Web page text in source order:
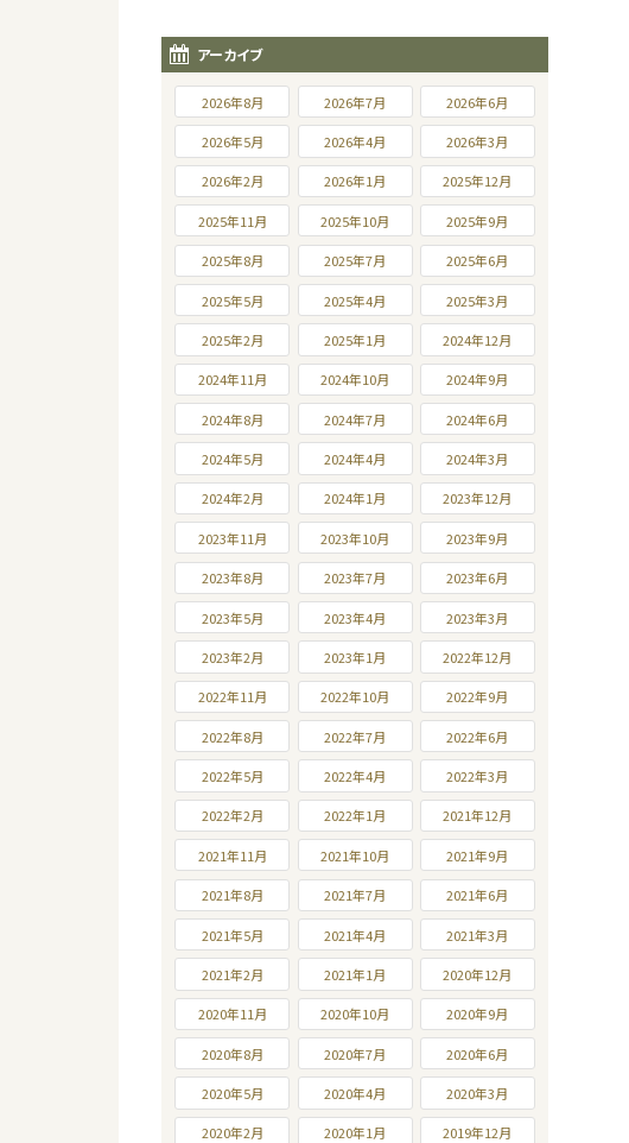
アーカイブ
2026年8月 2026年7月 2026年6月
2026年5月 2026年4月 2026年3月
2026年2月 2026年1月 2025年12月
2025年11月 2025年10月 2025年9月
2025年8月 2025年7月 2025年6月
2025年5月 2025年4月 2025年3月
2025年2月 2025年1月 2024年12月
2024年11月 2024年10月 2024年9月
2024年8月 2024年7月 2024年6月
2024年5月 2024年4月 2024年3月
2024年2月 2024年1月 2023年12月
2023年11月 2023年10月 2023年9月
2023年8月 2023年7月 2023年6月
2023年5月 2023年4月 2023年3月
2023年2月 2023年1月 2022年12月
2022年11月 2022年10月 2022年9月
2022年8月 2022年7月 2022年6月
2022年5月 2022年4月 2022年3月
2022年2月 2022年1月 2021年12月
2021年11月 2021年10月 2021年9月
2021年8月 2021年7月 2021年6月
2021年5月 2021年4月 2021年3月
2021年2月 2021年1月 2020年12月
2020年11月 2020年10月 2020年9月
2020年8月 2020年7月 2020年6月
2020年5月 2020年4月 2020年3月
2020年2月 2020年1月 2019年12月